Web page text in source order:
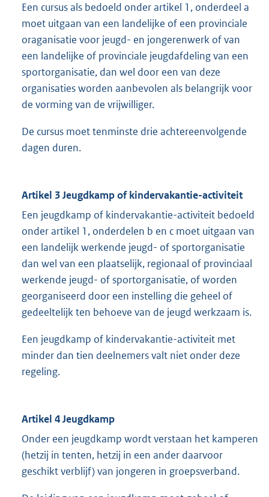
Een cursus als bedoeld onder artikel 1, onderdeel a
moet uitgaan van een landelijke of een provinciale
oraganisatie voor jeugd- en jongerenwerk of van
een landelijke of provinciale jeugdafdeling van een
sportorganisatie, dan wel door een van deze
organisaties worden aanbevolen als belangrijk voor
de vorming van de vrijwilliger.
De cursus moet tenminste drie achtereenvolgende
dagen duren.
Artikel 3 Jeugdkamp of kindervakantie-activiteit
Een jeugdkamp of kindervakantie-activiteit bedoeld
onder artikel 1, onderdelen b en c moet uitgaan van
een landelijk werkende jeugd- of sportorganisatie
dan wel van een plaatselijk, regionaal of provinciaal
werkende jeugd- of sportorganisatie, of worden
georganiseerd door een instelling die geheel of
gedeeltelijk ten behoeve van de jeugd werkzaam is.
Een jeugdkamp of kindervakantie-activiteit met
minder dan tien deelnemers valt niet onder deze
regeling.
Artikel 4 Jeugdkamp
Onder een jeugdkamp wordt verstaan het kamperen
(hetzij in tenten, hetzij in een ander daarvoor
geschikt verblijf) van jongeren in groepsverband.